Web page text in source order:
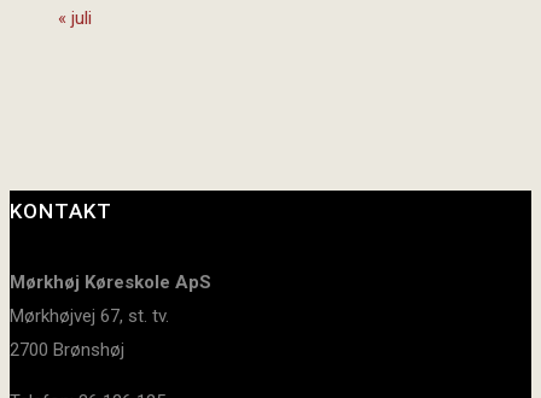
« juli
KONTAKT
Mørkhøj Køreskole ApS
Mørkhøjvej 67, st. tv.
2700 Brønshøj